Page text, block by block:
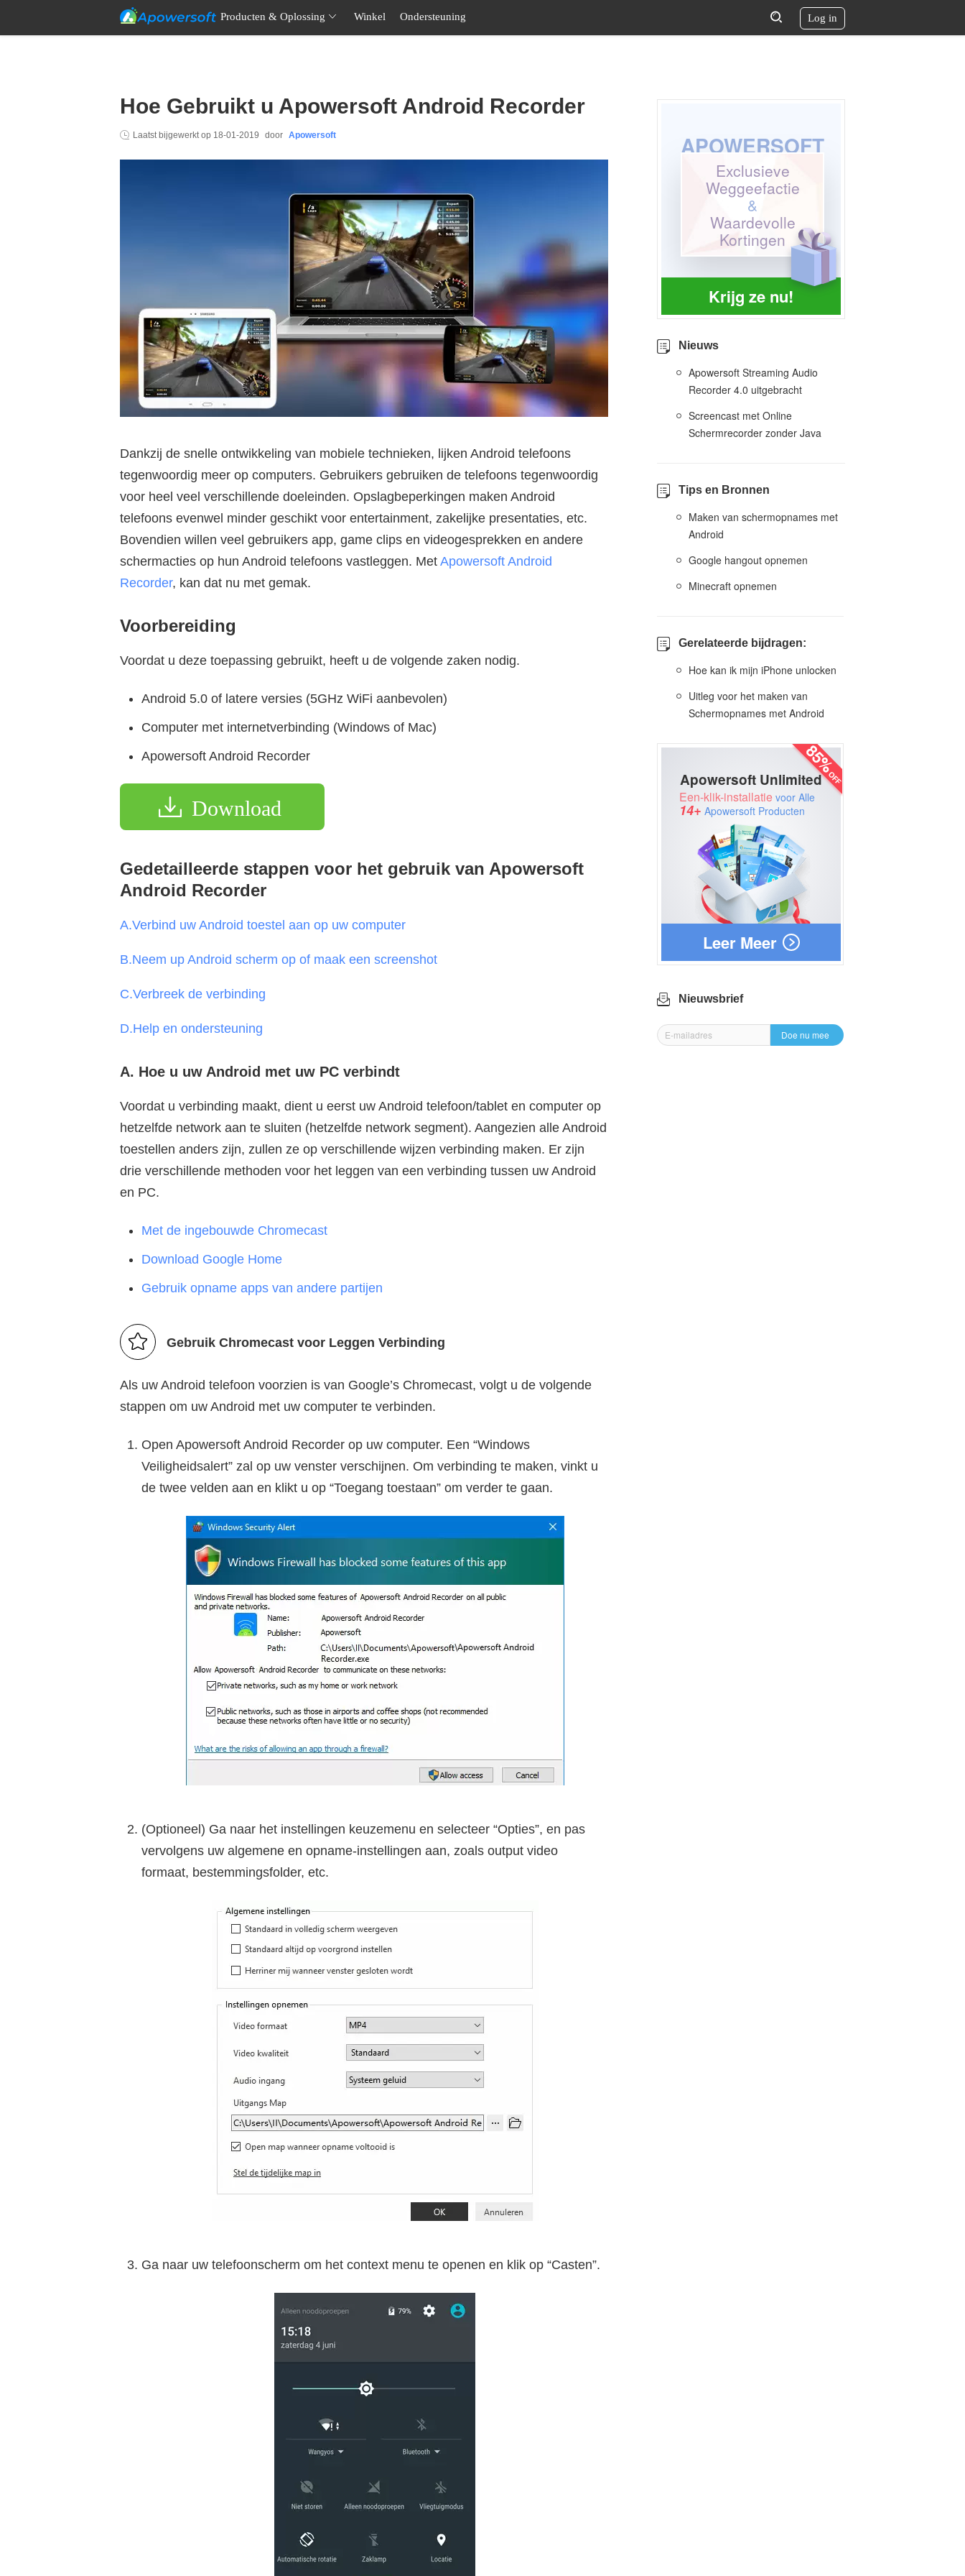
Producten & Oplossing Winkel Ondersteuning Log in
Hoe Gebruikt u Apowersoft Android Recorder
Laatst bijgewerkt op 18-01-2019 door Apowersoft
Dankzij de snelle ontwikkeling van mobiele technieken, lijken Android telefoons
tegenwoordig meer op computers. Gebruikers gebruiken de telefoons tegenwoordig
voor heel veel verschillende doeleinden. Opslagbeperkingen maken Android
telefoons evenwel minder geschikt voor entertainment, zakelijke presentaties, etc.
Bovendien willen veel gebruikers app, game clips en videogesprekken en andere
schermacties op hun Android telefoons vastleggen. Met Apowersoft Android
Recorder, kan dat nu met gemak.
Voorbereiding
Voordat u deze toepassing gebruikt, heeft u de volgende zaken nodig.
Android 5.0 of latere versies (5GHz WiFi aanbevolen)
Computer met internetverbinding (Windows of Mac)
Apowersoft Android Recorder
Download
Gedetailleerde stappen voor het gebruik van Apowersoft
Android Recorder
A.Verbind uw Android toestel aan op uw computer
B.Neem up Android scherm op of maak een screenshot
C.Verbreek de verbinding
D.Help en ondersteuning
A. Hoe u uw Android met uw PC verbindt
Voordat u verbinding maakt, dient u eerst uw Android telefoon/tablet en computer op
hetzelfde network aan te sluiten (hetzelfde network segment). Aangezien alle Android
toestellen anders zijn, zullen ze op verschillende wijzen verbinding maken. Er zijn
drie verschillende methoden voor het leggen van een verbinding tussen uw Android
en PC.
Met de ingebouwde Chromecast
Download Google Home
Gebruik opname apps van andere partijen
Gebruik Chromecast voor Leggen Verbinding
Als uw Android telefoon voorzien is van Google’s Chromecast, volgt u de volgende
stappen om uw Android met uw computer te verbinden.
Open Apowersoft Android Recorder op uw computer. Een “Windows
Veiligheidsalert” zal op uw venster verschijnen. Om verbinding te maken, vinkt u
de twee velden aan en klikt u op “Toegang toestaan” om verder te gaan.
(Optioneel) Ga naar het instellingen keuzemenu en selecteer “Opties”, en pas
vervolgens uw algemene en opname-instellingen aan, zoals output video
formaat, bestemmingsfolder, etc.
Ga naar uw telefoonscherm om het context menu te openen en klik op “Casten”.
Krijg ze nu!
APOWERSOFT
Exclusieve
Weggeefactie
&
Waardevolle
Kortingen
Nieuws
Apowersoft Streaming Audio
Recorder 4.0 uitgebracht
Screencast met Online
Schermrecorder zonder Java
Tips en Bronnen
Maken van schermopnames met
Android
Google hangout opnemen
Minecraft opnemen
Gerelateerde bijdragen:
Hoe kan ik mijn iPhone unlocken
Uitleg voor het maken van
Schermopnames met Android
Leer Meer
Apowersoft Unlimited
Een-klik-installatie voor Alle
14+ Apowersoft Producten
Nieuwsbrief
Doe nu mee